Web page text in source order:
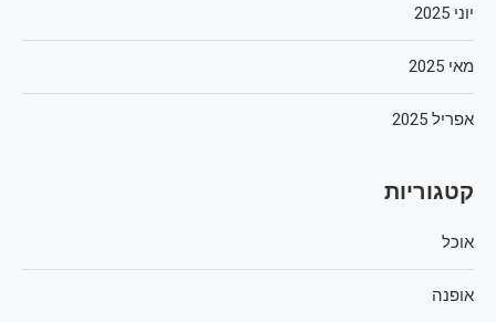
יוני 2025
מאי 2025
אפריל 2025
קטגוריות
אוכל
אופנה